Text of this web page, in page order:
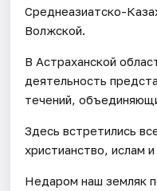
Среднеазиатско-
Волжской.
В Астраханской
деятельность
течений,
Здесь встретились
христианство, ислам
Недаром наш земляк